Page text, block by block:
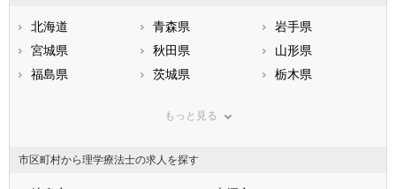
北海道 青森県
岩手県
宮城県
秋田県
山形県
福島県
茨城県
栃木県
神奈川県
石川県
福井県
もっと見る
市区町村から理学療法士の求人を探す